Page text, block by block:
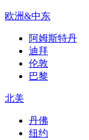
欧洲&中东
阿姆斯特丹
迪拜
伦敦
巴黎
北美
丹佛
纽约